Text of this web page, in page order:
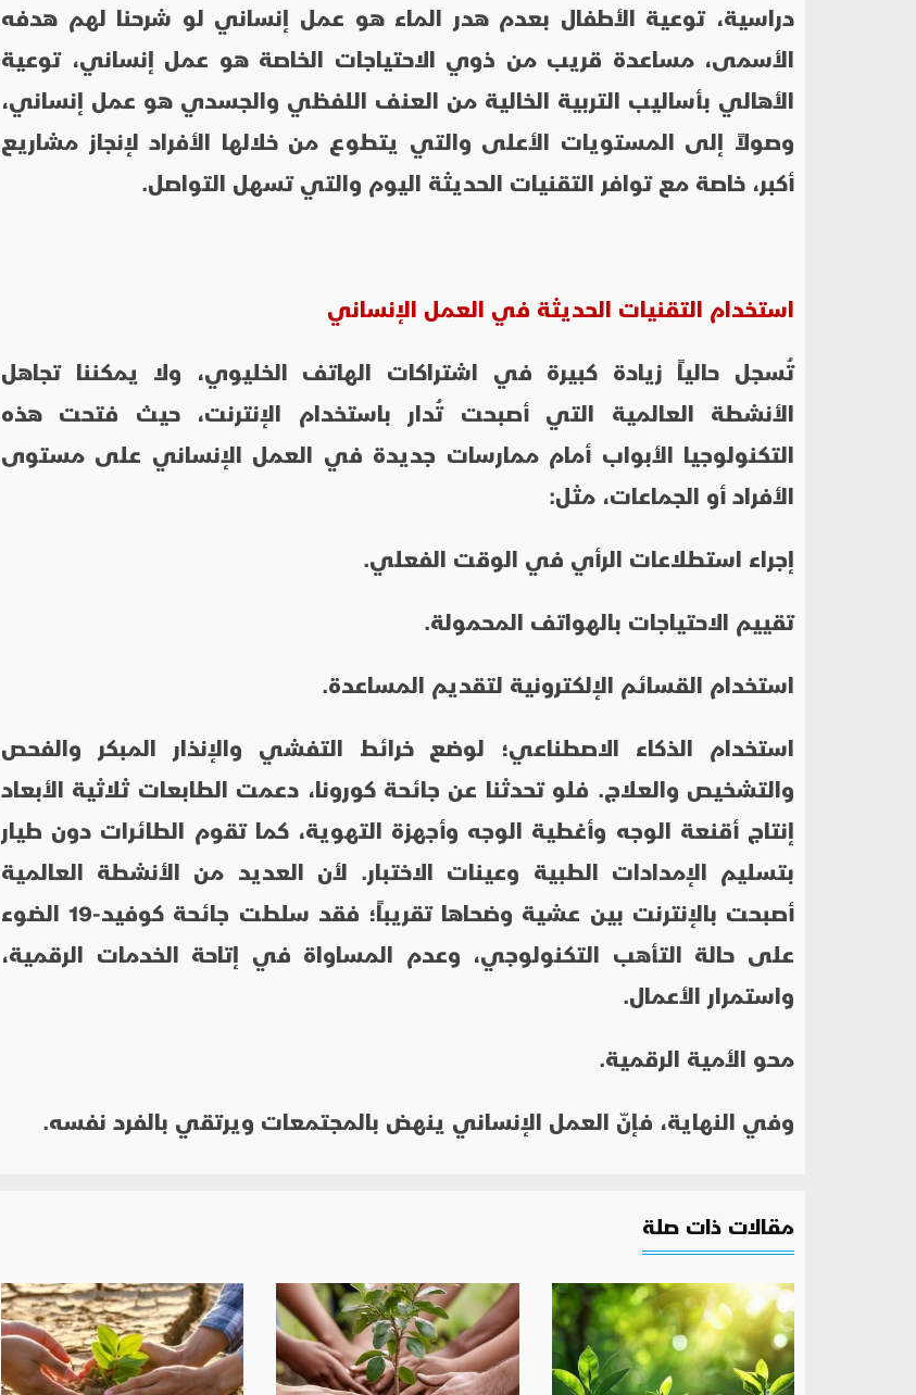
دراسية، توعية الأطفال بعدم هدر الماء هو عمل إنساني لو شرحنا لهم هدفه
الأسمى، مساعدة قريب من ذوي الاحتياجات الخاصة هو عمل إنساني، توعية
الأهالي بأساليب التربية الخالية من العنف اللفظي والجسدي هو عمل إنساني،
وصولاً إلى المستويات الأعلى والتي يتطوع من خلالها الأفراد لإنجاز مشاريع
أكبر، خاصة مع توافر التقنيات الحديثة اليوم والتي تسهل التواصل.
استخدام التقنيات الحديثة في العمل الإنساني
تُسجل حالياً زيادة كبيرة في اشتراكات الهاتف الخليوي، ولا يمكننا تجاهل
الأنشطة العالمية التي أصبحت تُدار باستخدام الإنترنت، حيث فتحت هذه
التكنولوجيا الأبواب أمام ممارسات جديدة في العمل الإنساني على مستوى
الأفراد أو الجماعات، مثل:
إجراء استطلاعات الرأي في الوقت الفعلي.
تقييم الاحتياجات بالهواتف المحمولة.
استخدام القسائم الإلكترونية لتقديم المساعدة.
استخدام الذكاء الاصطناعي؛ لوضع خرائط التفشي والإنذار المبكر والفحص
والتشخيص والعلاج. فلو تحدثنا عن جائحة كورونا، دعمت الطابعات ثلاثية الأبعاد
إنتاج أقنعة الوجه وأغطية الوجه وأجهزة التهوية، كما تقوم الطائرات دون طيار
بتسليم الإمدادات الطبية وعينات الاختبار. لأن العديد من الأنشطة العالمية
أصبحت بالإنترنت بين عشية وضحاها تقريباً؛ فقد سلطت جائحة كوفيد-19 الضوء
على حالة التأهب التكنولوجي، وعدم المساواة في إتاحة الخدمات الرقمية،
واستمرار الأعمال.
محو الأمية الرقمية.
وفي النهاية، فإنّ العمل الإنساني ينهض بالمجتمعات ويرتقي بالفرد نفسه.
مقالات ذات صلة